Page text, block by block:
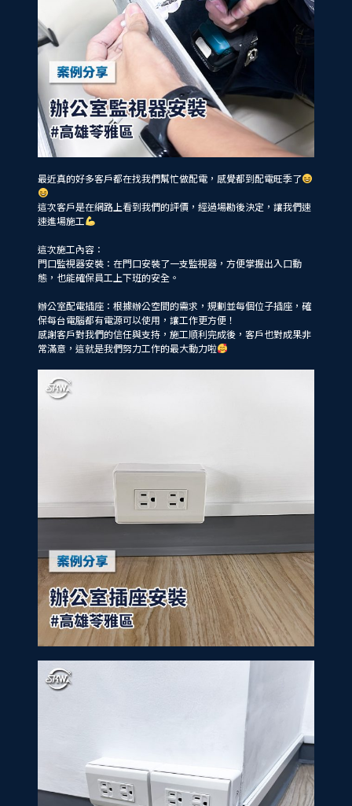
最近真的好多客戶都在找我們幫忙做配電，感覺都到配電旺季了
這次客戶是在網路上看到我們的評價，經過場勘後決定，讓我們速
速進場施工
這次施工內容：
門口監視器安裝：在門口安裝了一支監視器，方便掌握出入口動
態，也能確保員工上下班的安全。
辦公室配電插座：根據辦公空間的需求，規劃並每個位子插座，確
保每台電腦都有電源可以使用，讓工作更方便！
感謝客戶對我們的信任與支持，施工順利完成後，客戶也對成果非
常滿意，這就是我們努力工作的最大動力啦